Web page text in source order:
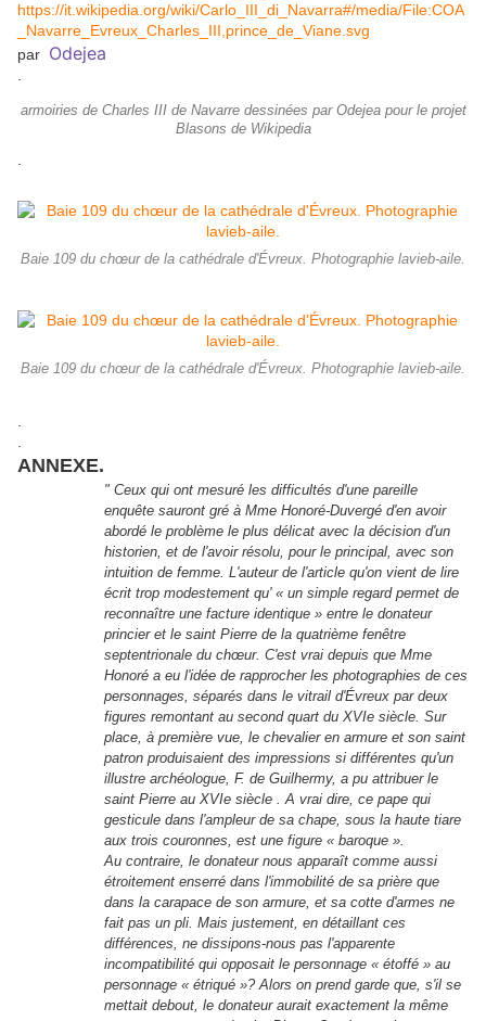
https://it.wikipedia.org/wiki/Carlo_III_di_Navarra#/media/File:COA
_Navarre_Evreux_Charles_III,prince_de_Viane.svg
par Odejea
armoiries de Charles III de Navarre dessinées par Odejea pour le projet
Blasons de Wikipedia
Baie 109 du chœur de la cathédrale d'Évreux. Photographie lavieb-aile.
Baie 109 du chœur de la cathédrale d'Évreux. Photographie lavieb-aile.
ANNEXE.
" Ceux qui ont mesuré les difficultés d'une pareille
enquête sauront gré à Mme Honoré-Duvergé d'en avoir
abordé le problème le plus délicat avec la décision d'un
historien, et de l'avoir résolu, pour le principal, avec son
intuition de femme. L'auteur de l'article qu'on vient de lire
écrit trop modestement qu' « un simple regard permet de
reconnaître une facture identique » entre le donateur
princier et le saint Pierre de la quatrième fenêtre
septentrionale du chœur. C'est vrai depuis que Mme
Honoré a eu l'idée de rapprocher les photographies de ces
personnages, séparés dans le vitrail d'Évreux par deux
figures remontant au second quart du XVIe siècle. Sur
place, à première vue, le chevalier en armure et son saint
patron produisaient des impressions si différentes qu'un
illustre archéologue, F. de Guilhermy, a pu attribuer le
saint Pierre au XVIe siècle . A vrai dire, ce pape qui
gesticule dans l'ampleur de sa chape, sous la haute tiare
aux trois couronnes, est une figure « baroque ».
Au contraire, le donateur nous apparaît comme aussi
étroitement enserré dans l'immobilité de sa prière que
dans la carapace de son armure, et sa cotte d'armes ne
fait pas un pli. Mais justement, en détaillant ces
différences, ne dissipons-nous pas l'apparente
incompatibilité qui opposait le personnage « étoffé » au
personnage « étriqué »? Alors on prend garde que, s'il se
mettait debout, le donateur aurait exactement la même